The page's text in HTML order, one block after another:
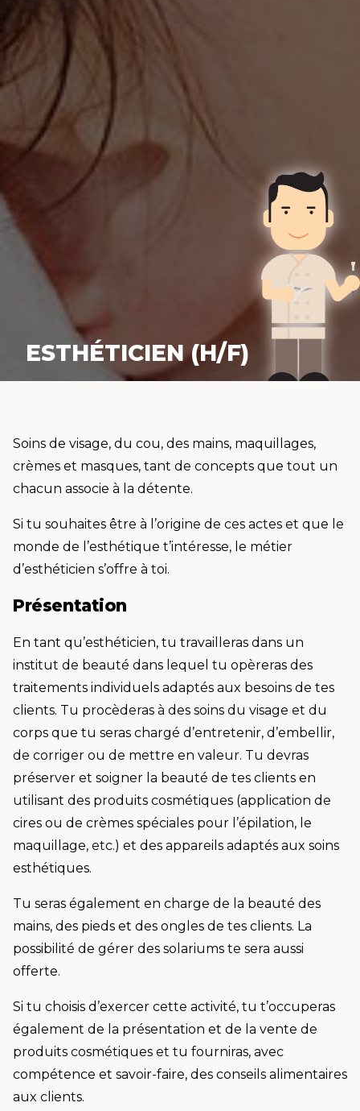
ESTHÉTICIEN (H/F)
Soins de visage, du cou, des mains, maquillages,
crèmes et masques, tant de concepts que tout un
chacun associe à la détente.
Si tu souhaites être à l’origine de ces actes et que le
monde de l’esthétique t’intéresse, le métier
d’esthéticien s’offre à toi.
Présentation
En tant qu’esthéticien, tu travailleras dans un
institut de beauté dans lequel tu opèreras des
traitements individuels adaptés aux besoins de tes
clients. Tu procèderas à des soins du visage et du
corps que tu seras chargé d’entretenir, d’embellir,
de corriger ou de mettre en valeur. Tu devras
préserver et soigner la beauté de tes clients en
utilisant des produits cosmétiques (application de
cires ou de crèmes spéciales pour l’épilation, le
maquillage, etc.) et des appareils adaptés aux soins
esthétiques.
Tu seras également en charge de la beauté des
mains, des pieds et des ongles de tes clients. La
possibilité de gérer des solariums te sera aussi
offerte.
Si tu choisis d’exercer cette activité, tu t’occuperas
également de la présentation et de la vente de
produits cosmétiques et tu fourniras, avec
compétence et savoir-faire, des conseils alimentaires
aux clients.